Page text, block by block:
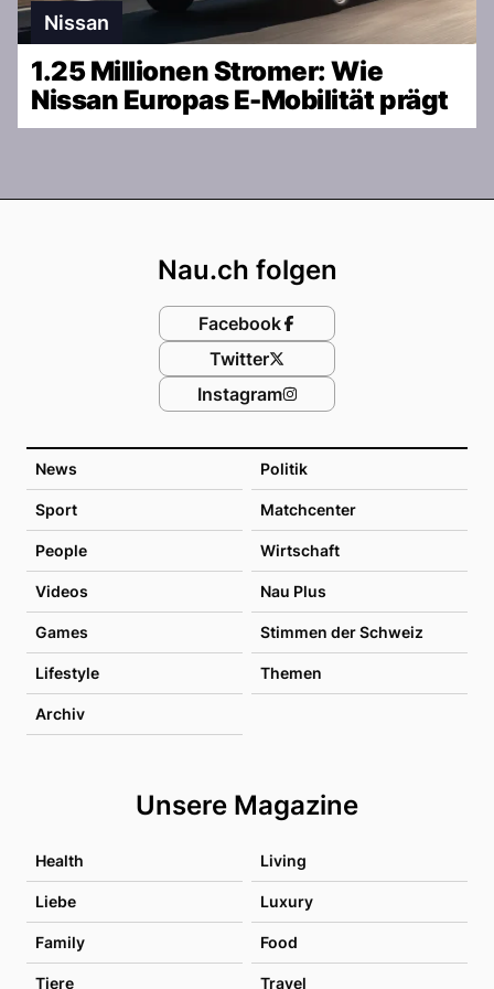
Nissan
1.25 Millionen Stromer: Wie
Nissan Europas E-Mobilität prägt
News Politik
Sport Matchcenter
People Wirtschaft
Videos Nau Plus
Games Stimmen der Schweiz
Lifestyle Themen
Archiv
Unsere Magazine
Health Living
Liebe Luxury
Family Food
Tiere Travel
Nau.ch folgen
Facebook
Twitter
Instagram